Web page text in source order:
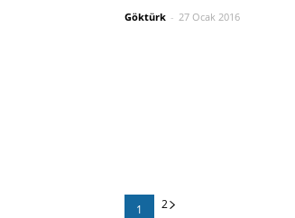
Göktürk - 27 Ocak 2016
1 2